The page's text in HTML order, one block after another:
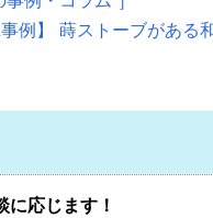
事例】 蒔ストーブがある
に応じます！